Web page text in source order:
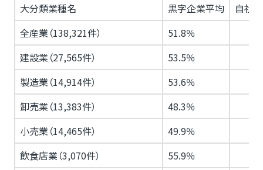
大分類業種名 黒字企業平均
自社
全産業（138,321件）
51.8％
建設業（27,565件）
53.5％
製造業（14,914件）
53.6％
卸売業（13,383件）
48.3％
小売業（14,465件）
49.9％
飲食店業（3,070件）
55.9％